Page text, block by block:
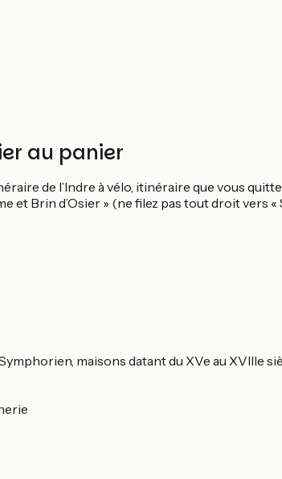
au panier
de l’Indre à vélo, itinéraire que vous
et Brin d’Osier » (ne filez pas tout droit vers «
maisons datant du XVe au XVIIIe